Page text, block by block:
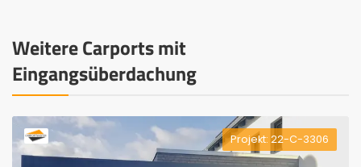
Weitere Carports mit
Eingangsüberdachung
Projekt: 22-C-3306